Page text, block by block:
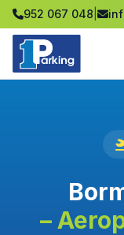
952 067 048
–